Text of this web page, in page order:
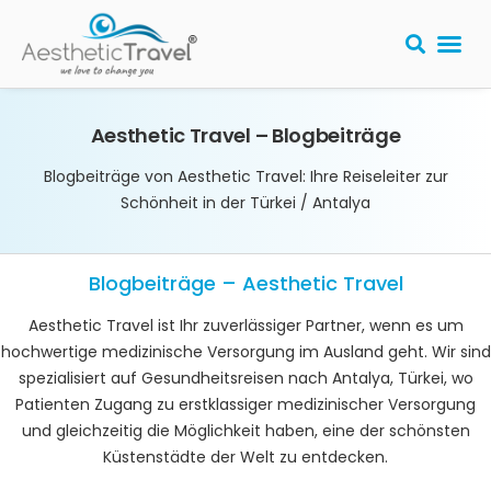
Aesthetic Travel – Blogbeiträge
Blogbeiträge von Aesthetic Travel: Ihre Reiseleiter zur
Schönheit in der Türkei / Antalya
Blogbeiträge – Aesthetic Travel
Aesthetic Travel ist Ihr zuverlässiger Partner, wenn es um
hochwertige medizinische Versorgung im Ausland geht. Wir sind
spezialisiert auf Gesundheitsreisen nach Antalya, Türkei, wo
Patienten Zugang zu erstklassiger medizinischer Versorgung
und gleichzeitig die Möglichkeit haben, eine der schönsten
Küstenstädte der Welt zu entdecken.